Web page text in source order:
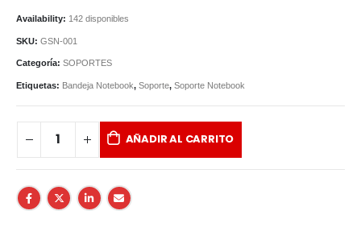
Availability: 142 disponibles
SKU: GSN-001
Categoría: SOPORTES
Etiquetas: Bandeja Notebook, Soporte, Soporte Notebook
AÑADIR AL CARRITO